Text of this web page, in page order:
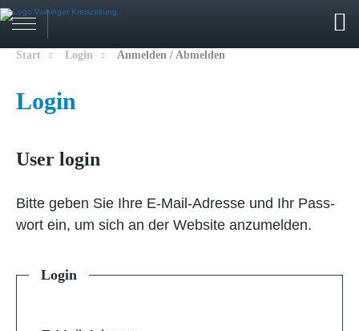
Start Login Anmelden / Abmelden
Login
User login
Bit­te ge­ben Sie Ih­re E-Mail-Adresse und Ihr Pass­
wort ein, um sich an der Web­site an­zu­mel­den.
Login